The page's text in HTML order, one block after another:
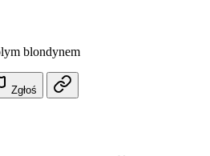
blondynem
Zgłoś